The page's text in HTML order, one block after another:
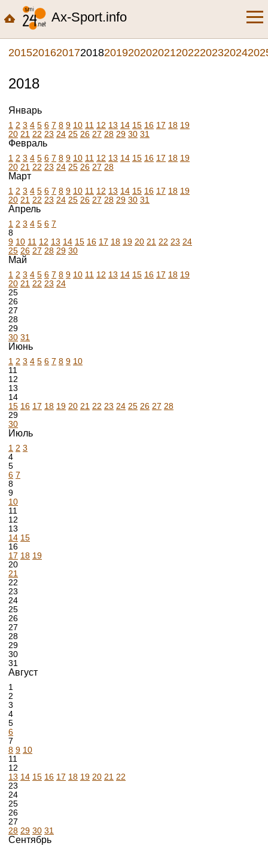
Ax-Sport.info
2015201620172018201920202021202220232024
2018
Январь
1 2 3 4 5 6 7 8 9 10 11 12 13 14 15 16 17 18 19
20 21 22 23 24 25 26 27 28 29 30 31
Февраль
1 2 3 4 5 6 7 8 9 10 11 12 13 14 15 16 17 18 19
20 21 22 23 24 25 26 27 28
Март
1 2 3 4 5 6 7 8 9 10 11 12 13 14 15 16 17 18 19
20 21 22 23 24 25 26 27 28 29 30 31
Апрель
1 2 3 4 5 6 7
8
9 10 11 12 13 14 15 16 17 18 19 20 21 22 23 24
25 26 27 28 29 30
Май
1 2 3 4 5 6 7 8 9 10 11 12 13 14 15 16 17 18 19
20 21 22 23 24
25
26
27
28
29
30 31
Июнь
1 2 3 4 5 6 7 8 9 10
11
12
13
14
15 16 17 18 19 20 21 22 23 24 25 26 27 28
29
30
Июль
1 2 3
4
5
6 7
8
9
10
11
12
13
14 15
16
17 18 19
20
21
22
23
24
25
26
27
28
29
30
31
Август
1
2
3
4
5
6
7
8 9 10
11
12
13 14 15 16 17 18 19 20 21 22
23
24
25
26
27
28 29 30 31
Сентябрь